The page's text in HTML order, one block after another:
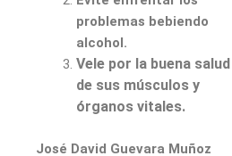
problemas bebiendo
alcohol.
Vele por la buena salud
de sus músculos y
órganos vitales.
José David Guevara Muñoz